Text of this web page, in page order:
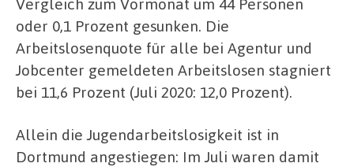
oder 0,1 Prozent gesunken. Die
Arbeitslosenquote für alle bei Agentur und
Jobcenter gemeldeten Arbeitslosen stagniert
bei 11,6 Prozent (Juli 2020: 12,0 Prozent).
Allein die Jugendarbeitslosigkeit ist in
Dortmund angestiegen: Im Juli waren damit